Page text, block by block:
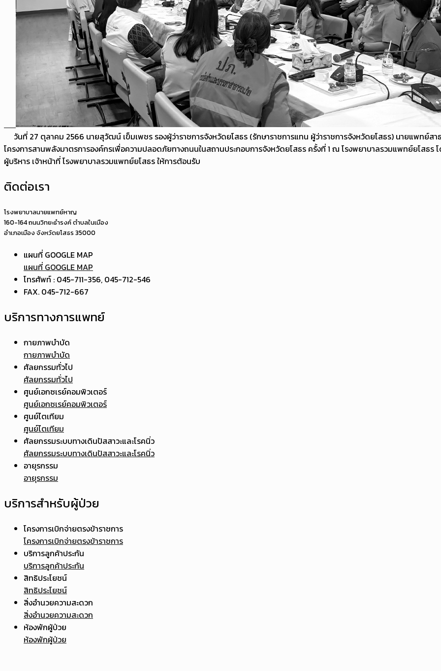
วันที่ 27 ตุลาคม 2566 นายสุวัฒน์ เข็มเพชร รองผู้ว่าราชการจังหวัดยโสธร (รักษาราชการแทน ผู้ว่าราชการจังหวัดยโสธร) นายแพท
โครงการสานพลังมาตรการองค์กรเพื่อความปลอดภัยทางถนนในสถานประกอบการจังหวัดยโสธร ครั้งที่ 1 ณ โรงพยาบาลรวมแพทย์ยโสธ
ผู้บริหาร เจ้าหน้าที่ โรงพยาบาลรวมแพทย์ยโสธร ให้การต้อนรับ
ติดต่อเรา
โรงพยาบาลนายแพทย์หาญ
160-164 ถนนวิทยะธำรงค์ ตำบลในเมือง
อำเภอเมือง จังหวัดยโสธร 35000
แผนที่ GOOGLE MAP
แผนที่ GOOGLE MAP
โทรศัพท์ : 045-711-356, 045-712-546
FAX. 045-712-667
บริการทางการแพทย์
กายภาพบำบัด
กายภาพบำบัด
ศัลยกรรมทั่วไป
ศัลยกรรมทั่วไป
ศูนย์เอกซเรย์คอมพิวเตอร์
ศูนย์เอกซเรย์คอมพิวเตอร์
ศูนย์ไตเทียม
ศูนย์ไตเทียม
ศัลยกรรมระบบทางเดินปัสสาวะและโรคนิ่ว
ศัลยกรรมระบบทางเดินปัสสาวะและโรคนิ่ว
อายุรกรรม
อายุรกรรม
บริการสำหรับผู้ป่วย
โครงการเบิกจ่ายตรงข้าราชการ
โครงการเบิกจ่ายตรงข้าราชการ
บริการลูกค้าประกัน
บริการลูกค้าประกัน
สิทธิประโยชน์
สิทธิประโยชน์
สิ่งอำนวยความสะดวก
สิ่งอำนวยความสะดวก
ห้องพักผู้ป่วย
ห้องพักผู้ป่วย